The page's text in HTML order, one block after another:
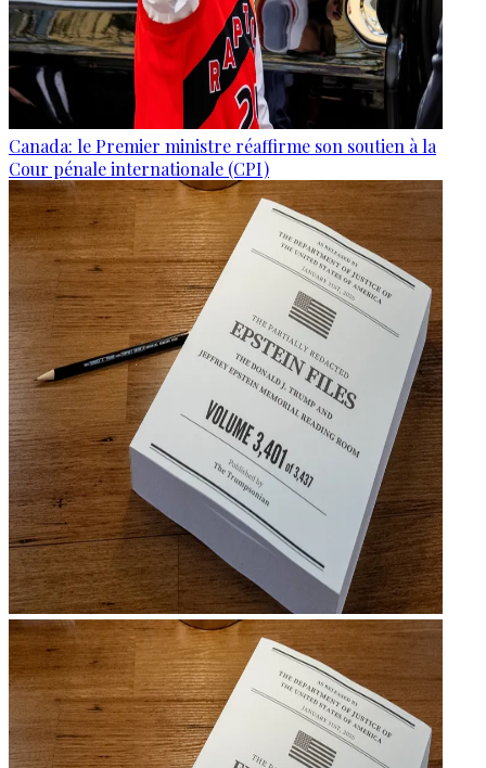
Canada: le Premier ministre réaffirme son soutien à la
Cour pénale internationale (CPI)